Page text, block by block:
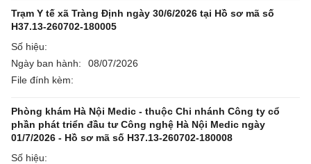
Trạm Y tế xã Tràng Định ngày 30/6/2026 tại Hồ sơ mã số
H37.13-260702-180005
Số hiệu:
Ngày ban hành:
08/07/2026
File đính kèm:
Phòng khám Hà Nội Medic - thuộc Chi nhánh Công ty cổ
phần phát triển đầu tư Công nghệ Hà Nội Medic ngày
01/7/2026 - Hồ sơ mã số H37.13-260702-180008
Số hiệu: